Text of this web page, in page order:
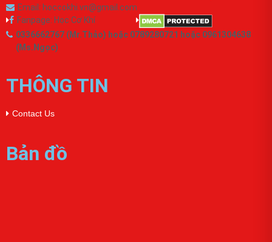
Email: hoccokhi.vn@gmail.com
Fanpage: Học Cơ Khí
0336662767 (Mr.Thảo) hoặc 0789280721 hoặc 0961304638
(Ms.Ngọc)
THÔNG TIN
Contact Us
Bản đồ